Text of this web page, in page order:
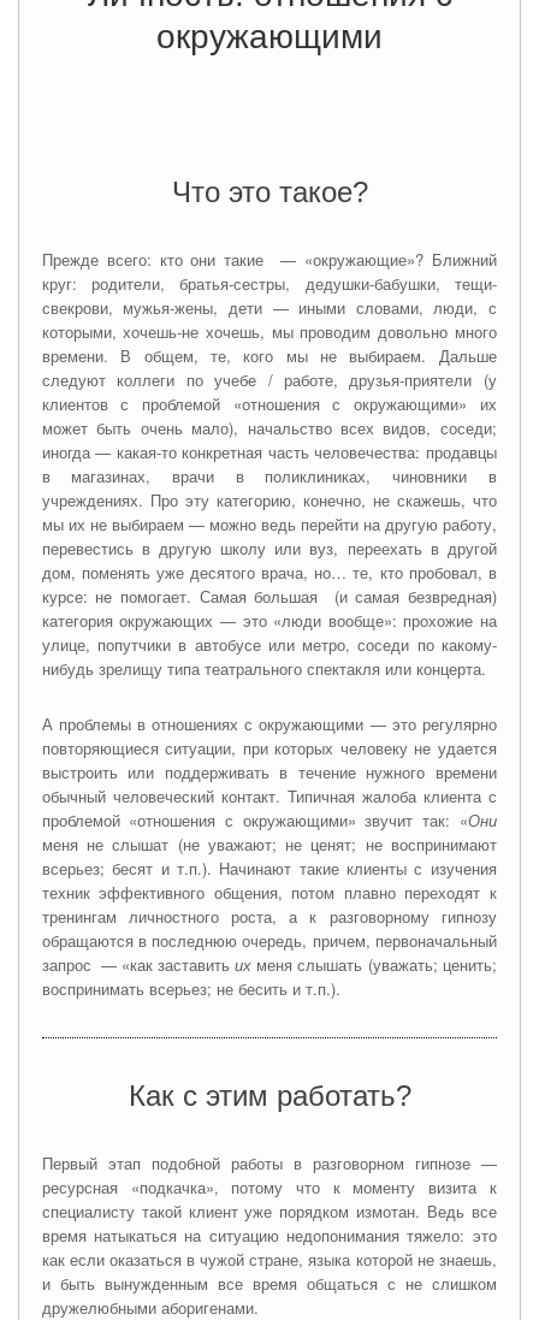
окружающими
Что это такое?
Прежде всего: кто они такие — «окружающие»? Ближний
круг: родители, братья-сестры, дедушки-бабушки, тещи-
свекрови, мужья-жены, дети — иными словами, люди, с
которыми, хочешь-не хочешь, мы проводим довольно много
времени. В общем, те, кого мы не выбираем. Дальше
следуют коллеги по учебе / работе, друзья-приятели (у
клиентов с проблемой «отношения с окружающими» их
может быть очень мало), начальство всех видов, соседи;
иногда — какая-то конкретная часть человечества: продавцы
в магазинах, врачи в поликлиниках, чиновники в
учреждениях. Про эту категорию, конечно, не скажешь, что
мы их не выбираем — можно ведь перейти на другую работу,
перевестись в другую школу или вуз, переехать в другой
дом, поменять уже десятого врача, но… те, кто пробовал, в
курсе: не помогает. Самая большая (и самая безвредная)
категория окружающих — это «люди вообще»: прохожие на
улице, попутчики в автобусе или метро, соседи по какому-
нибудь зрелищу типа театрального спектакля или концерта.
А проблемы в отношениях с окружающими — это регулярно
повторяющиеся ситуации, при которых человеку не удается
выстроить или поддерживать в течение нужного времени
обычный человеческий контакт. Типичная жалоба клиента с
проблемой «отношения с окружающими» звучит так: «Они
меня не слышат (не уважают; не ценят; не воспринимают
всерьез; бесят и т.п.). Начинают такие клиенты с изучения
техник эффективного общения, потом плавно переходят к
тренингам личностного роста, а к разговорному гипнозу
обращаются в последнюю очередь, причем, первоначальный
запрос — «как заставить ихменя слышать (уважать; ценить;
воспринимать всерьез; не бесить и т.п.).
Как с этим работать?
Первый этап подобной работы в разговорном гипнозе —
ресурсная «подкачка», потому что к моменту визита к
специалисту такой клиент уже порядком измотан. Ведь все
время натыкаться на ситуацию недопонимания тяжело: это
как если оказаться в чужой стране, языка которой не знаешь,
и быть вынужденным все время общаться с не слишком
дружелюбными аборигенами.